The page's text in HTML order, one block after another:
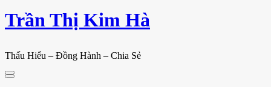
Trần Thị Kim Hà
Thấu Hiểu – Đồng Hành – Chia Sẻ